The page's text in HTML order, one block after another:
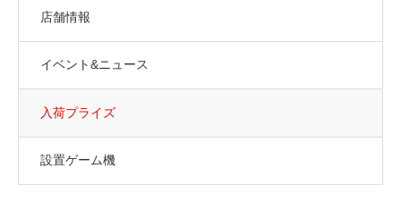
店舗情報
イベント&ニュース
入荷プライズ
設置ゲーム機